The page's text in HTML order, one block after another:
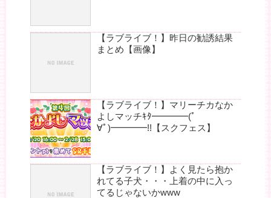
【ラブライブ！】昨日の勧誘結果
まとめ【画像】
【ラブライブ！】マリーチカなか
よしマッチｷﾀ━━━━(ﾟ
∀ﾟ)━━━━!!【スクフェス】
【ラブライブ！】よく見たら抱か
れてる子犬・・・上着の中に入っ
てるじゃないかwww